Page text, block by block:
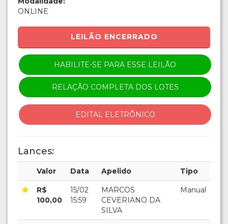
ONLINE
LEILÃO ENCERRADO
HABILITE-SE PARA ESSE LEILÃO
RELAÇÃO COMPLETA DOS LOTES
EDITAL ELETRÔNICO
Lances:
Valor Data Apelido Tipo
R$
100,00
15/02
15:59
MARCOS
CEVERIANO DA
SILVA
Manual